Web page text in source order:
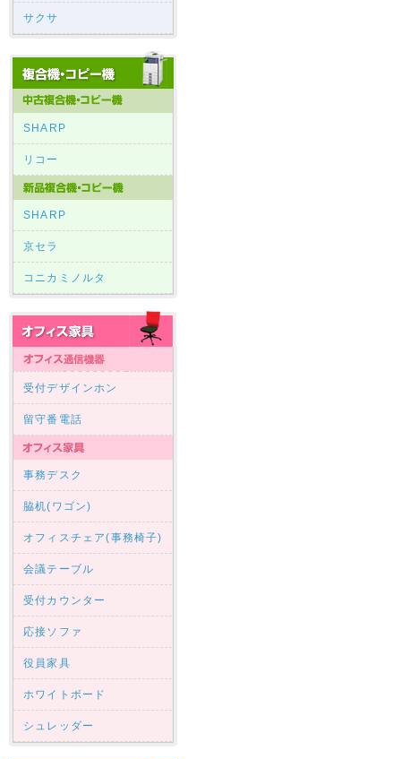
サクサ
SHARP
リコー
SHARP
京セラ
コニカミノルタ
受付デザインホン
留守番電話
事務デスク
脇机(ワゴン)
オフィスチェア(事務椅子)
会議テーブル
受付カウンター
応接ソファ
役員家具
ホワイトボード
シュレッダー